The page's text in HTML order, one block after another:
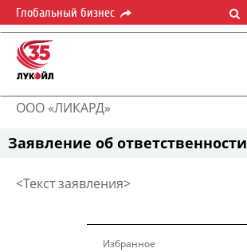
Глобальный бизнес
ООО «ЛИКАРД»
Заявление об ответственности
<Текст заявления>
Избранное